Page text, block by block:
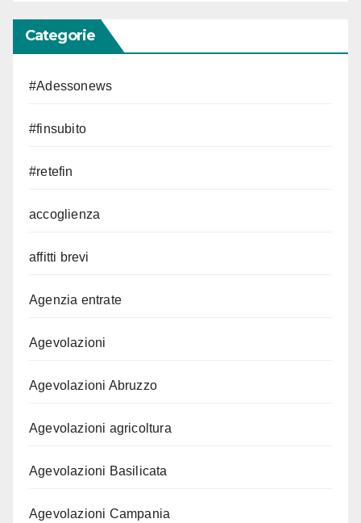
Categorie
#Adessonews
#finsubito
#retefin
accoglienza
affitti brevi
Agenzia entrate
Agevolazioni
Agevolazioni Abruzzo
Agevolazioni agricoltura
Agevolazioni Basilicata
Agevolazioni Campania